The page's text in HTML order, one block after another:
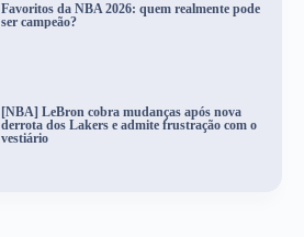
Favoritos da NBA 2026: quem realmente pode
ser campeão?
[NBA] LeBron cobra mudanças após nova
derrota dos Lakers e admite frustração com o
vestiário